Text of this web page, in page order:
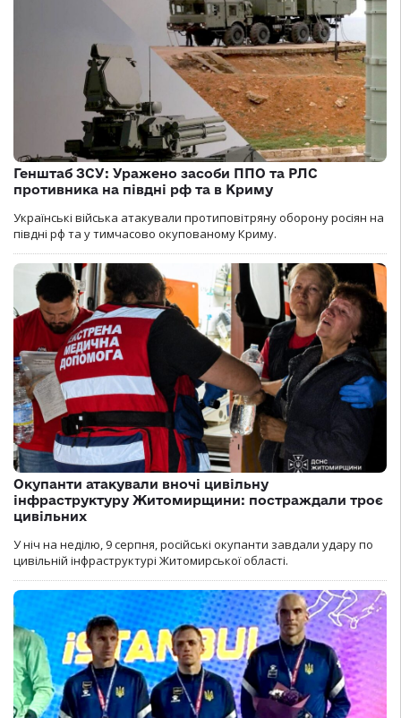
Генштаб ЗСУ: Уражено засоби ППО та РЛС
противника на півдні рф та в Криму
Українські війська атакували протиповітряну оборону росіян на
півдні рф та у тимчасово окупованому Криму.
Окупанти атакували вночі цивільну
інфраструктуру Житомирщини: постраждали троє
цивільних
У ніч на неділю, 9 серпня, російські окупанти завдали удару по
цивільній інфраструктурі Житомирської області.